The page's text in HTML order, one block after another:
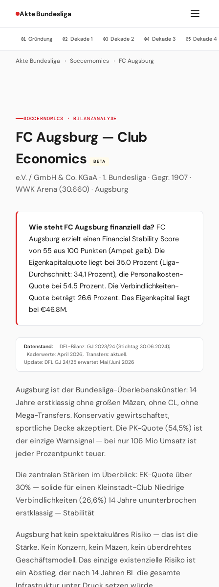
Akte Bundesliga
01 Gründung 02 Dekade 1 03 Dekade 2 04 Dekade 3 05 Dekade 4
Akte Bundesliga › Soccernomics › FC Augsburg
SOCCERNOMICS · BILANZANALYSE
FC Augsburg — Club
Economics
BETA
e.V. / GmbH & Co. KGaA · 1. Bundesliga · Gegr. 1907 ·
WWK Arena (30.660) · Augsburg
Wie steht FC Augsburg finanziell da? FC
Augsburg erzielt einen Financial Stability Score
von 55 aus 100 Punkten (Ampel: gelb). Die
Eigenkapitalquote liegt bei 35.0 Prozent (Liga-
Durchschnitt: 34,1 Prozent), die Personalkosten-
Quote bei 54.5 Prozent. Die Verbindlichkeiten-
Quote beträgt 26.6 Prozent. Das Eigenkapital liegt
bei €46.8M.
Datenstand: DFL-Bilanz: GJ 2023/24 (Stichtag 30.06.2024)·
Kaderwerte: April 2026· Transfers: aktuell·
Update: DFL GJ 24/25 erwartet Mai/Juni 2026
Augsburg ist der Bundesliga-Überlebenskünstler: 14
Jahre erstklassig ohne großen Mäzen, ohne CL, ohne
Mega-Transfers. Konservativ gewirtschaftet,
sportliche Decke akzeptiert. Die PK-Quote (54,5%) ist
der einzige Warnsignal — bei nur 106 Mio Umsatz ist
jeder Prozentpunkt teuer.
Die zentralen Stärken im Überblick: EK-Quote über
30% — solide für einen Kleinstadt-Club Niedrige
Verbindlichkeiten (26,6%) 14 Jahre ununterbrochen
erstklassig — Stabilität
Augsburg hat kein spektakuläres Risiko — das ist die
Stärke. Kein Konzern, kein Mäzen, kein überdrehtes
Geschäftsmodell. Das einzige existenzielle Risiko ist
ein Abstieg, der nach 14 Jahren BL die gesamte